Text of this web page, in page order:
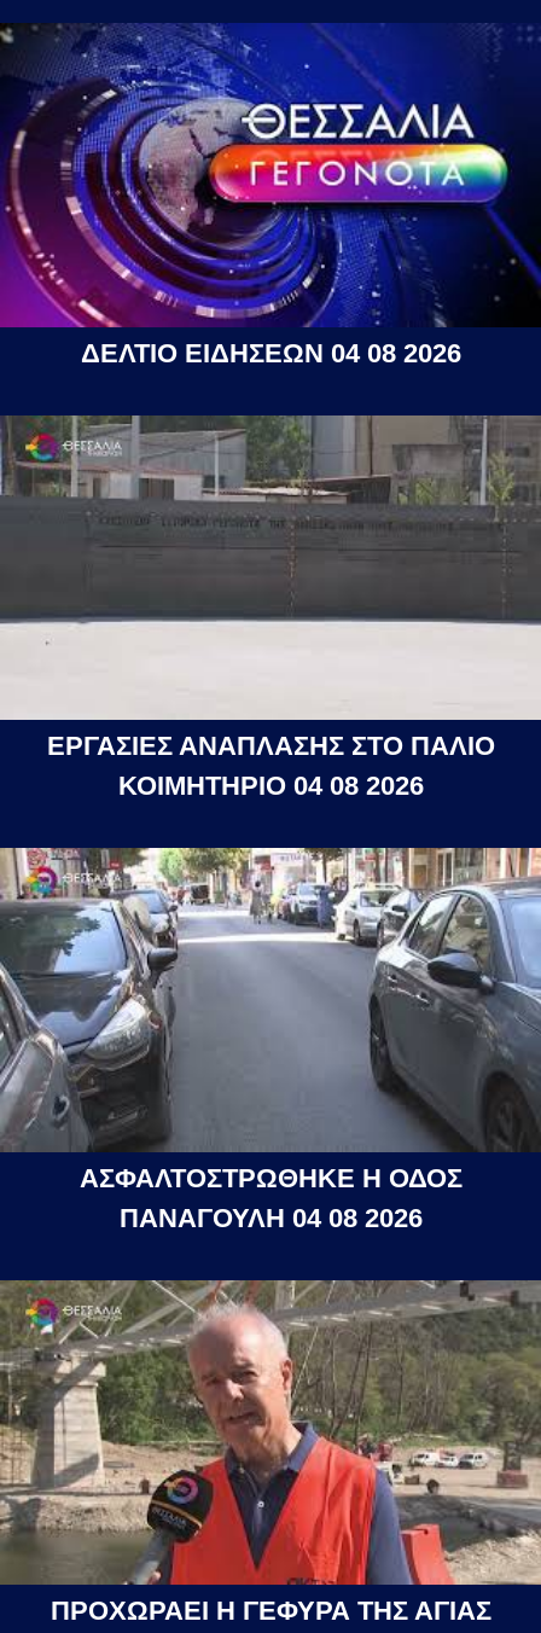
ΔΕΛΤΙΟ ΕΙΔΗΣΕΩΝ 04 08 2026
ΕΡΓΑΣΙΕΣ ΑΝΑΠΛΑΣΗΣ ΣΤΟ ΠΑΛΙΟ
ΚΟΙΜΗΤΗΡΙΟ 04 08 2026
ΑΣΦΑΛΤΟΣΤΡΩΘΗΚΕ Η ΟΔΟΣ
ΠΑΝΑΓΟΥΛΗ 04 08 2026
ΠΡΟΧΩΡΑΕΙ Η ΓΕΦΥΡΑ ΤΗΣ ΑΓΙΑΣ